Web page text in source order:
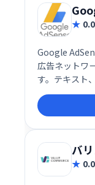
0.0
Google
広告ネットワ
す。テキスト
リック単価
テンツとユー
な収益化をサ
バ
0.0